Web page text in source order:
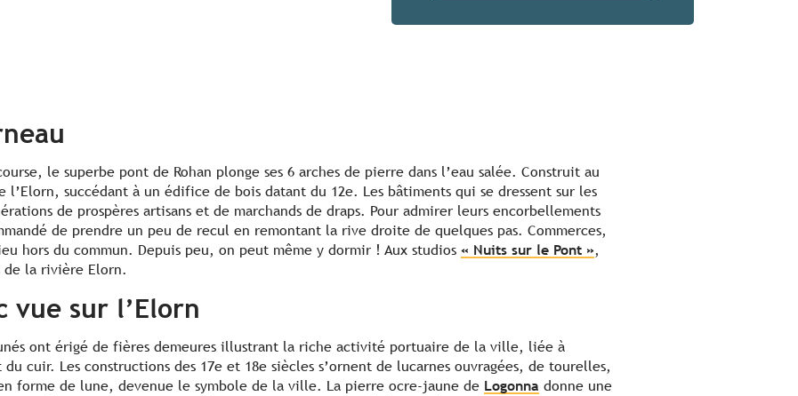
le superbe pont de Rohan plonge ses 6 arches de pierre dans l’eau salée. Construit au
l’Elorn, succédant à un édifice de bois datant du 12e. Les bâtiments qui se dressent sur les
de prospères artisans et de marchands de draps. Pour admirer leurs encorbellements
de prendre un peu de recul en remontant la rive droite de quelques pas. Commerces,
hors du commun. Depuis peu, on peut même y dormir ! Aux studios « Nuits sur le Pont »,
de la rivière Elorn.
vue sur l’Elorn
ont érigé de fières demeures illustrant la riche activité portuaire de la ville, liée à
cuir. Les constructions des 17e et 18e siècles s’ornent de lucarnes ouvragées, de tourelles,
forme de lune, devenue le symbole de la ville. La pierre ocre-jaune de Logonna donne une